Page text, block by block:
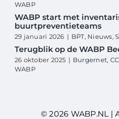
WABP
WABP start met
buurtpreventieteams
29 januari 2026 | BPT, Nieuws,
Terugblik op de WABP
26 oktober 2025 | Burgernet,
WABP
© 2026 WABP.NL |